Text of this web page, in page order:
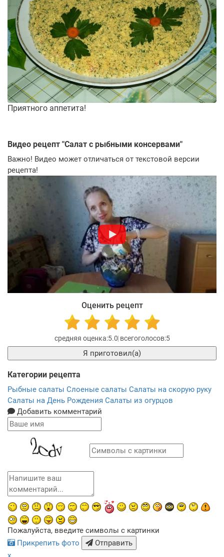
Приятного аппетита!
Видео рецепт "Салат с рыбными консервами"
Важно! Видео может отличаться от текстовой версии
рецепта!
Оценить рецепт
5.0 5
Я приготовил(а)
Категории рецепта
Рыбные салаты Слоеные салаты Салаты на скорую руку
Салаты на День Рождения Салаты из огурцов
Добавить комментарий
Пожалуйста, введите символы с картинки
Прикрепить фото
Отправить